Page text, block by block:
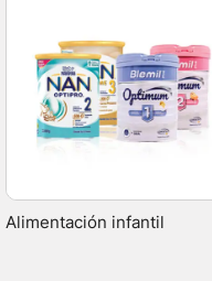
Alimentación infantil